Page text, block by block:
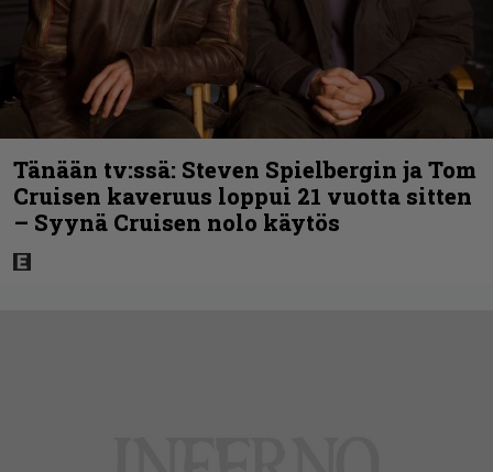
Tänään tv:ssä: Steven Spielbergin ja Tom
Cruisen kaveruus loppui 21 vuotta sitten
– Syynä Cruisen nolo käytös